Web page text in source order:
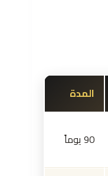
المدة
90 يوماً